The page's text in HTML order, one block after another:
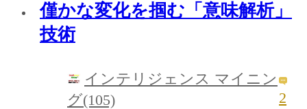
僅かな変化を掴む「意味解析」
技術
インテリジェンス マイニン
グ(105)
2